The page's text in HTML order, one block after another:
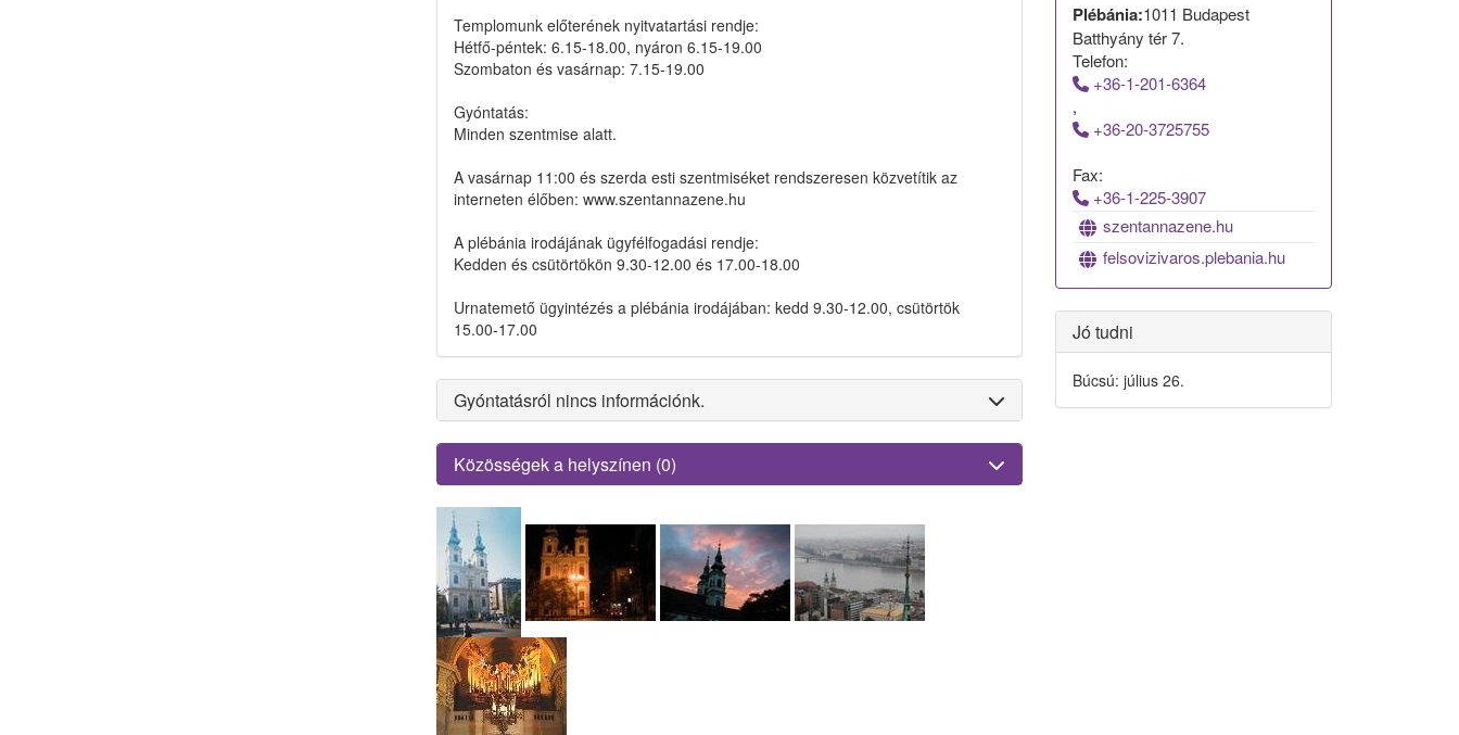
Templomunk előterének nyitvatartási rendje:
Hétfő-péntek: 6.15-18.00, nyáron 6.15-19.00
Szombaton és vasárnap: 7.15-19.00
Gyóntatás:
Minden szentmise alatt.
A vasárnap 11:00 és szerda esti szentmiséket rendszeresen közvetítik az
interneten élőben: www.szentannazene.hu
A plébánia irodájának ügyfélfogadási rendje:
Kedden és csütörtökön 9.30-12.00 és 17.00-18.00
Urnatemető ügyintézés a plébánia irodájában: kedd 9.30-12.00, csütörtök
15.00-17.00
Gyóntatásról nincs információnk.
Közösségek a helyszínen (0)
Plébánia:1011 Budapest
Batthyány tér 7.
Telefon:
+36-1-201-6364
,
+36-20-3725755
Fax:
+36-1-225-3907
szentannazene.hu
felsovizivaros.plebania.hu
Jó tudni
Búcsú: július 26.